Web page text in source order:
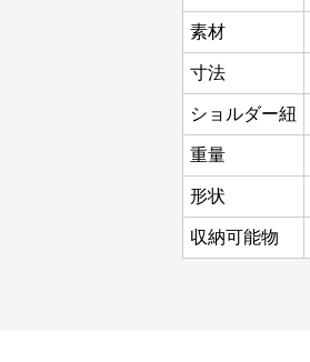
素材
寸法
ショルダー紐
重量
形状
収納可能物